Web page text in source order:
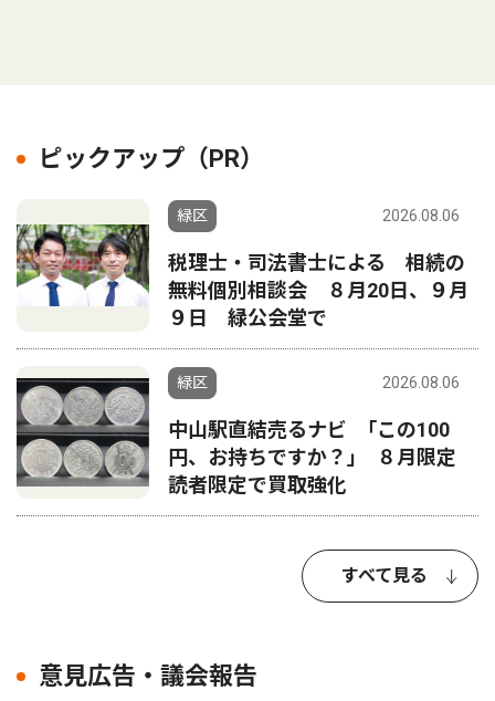
ピックアップ（PR）
緑区 2026.08.06
税理士・司法書士による 相続の
無料個別相談会 ８月20日、９月
９日 緑公会堂で
緑区 2026.08.06
中山駅直結売るナビ ｢この100
円、お持ちですか？｣ ８月限定
読者限定で買取強化
すべて見る
意見広告・議会報告